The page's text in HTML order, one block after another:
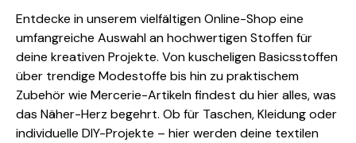
Entdecke in unserem vielfältigen Online-Shop eine
umfangreiche Auswahl an hochwertigen Stoffen für
deine kreativen Projekte. Von kuscheligen Basicsstoffen
über trendige Modestoffe bis hin zu praktischem
Zubehör wie Mercerie-Artikeln findest du hier alles, was
das Näher-Herz begehrt. Ob für Taschen, Kleidung oder
individuelle DIY-Projekte – hier werden deine textilen